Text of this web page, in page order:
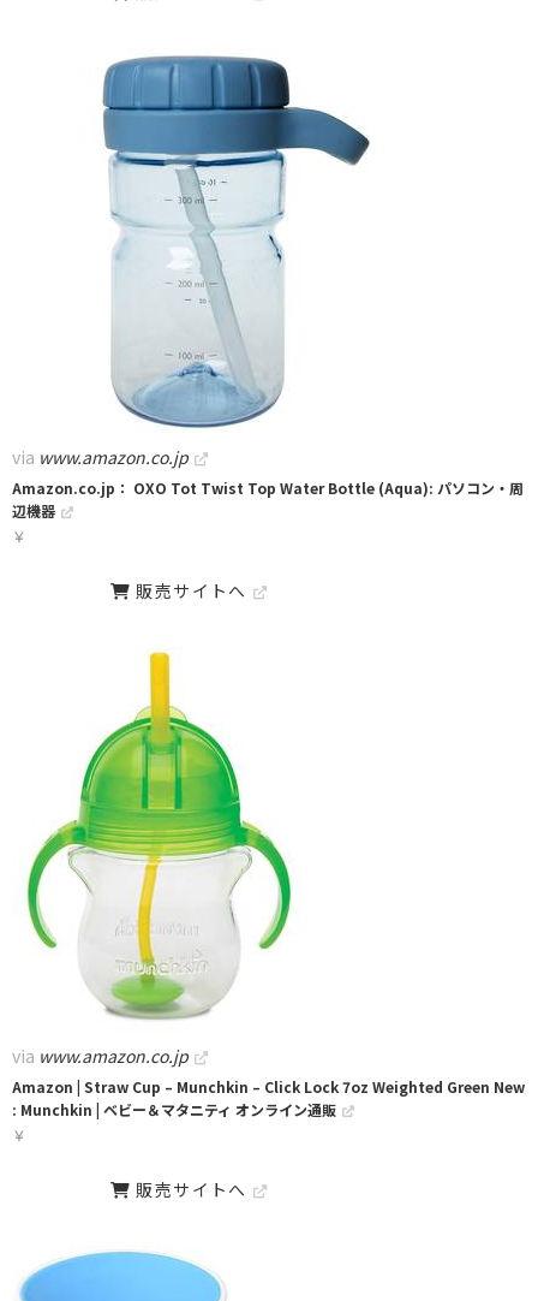
via www.amazon.co.jp
Amazon.co.jp： OXO Tot Twist Top Water Bottle (Aqua): パソコン・周
辺機器
￥
販売サイトへ
via www.amazon.co.jp
Amazon | Straw Cup – Munchkin – Click Lock 7oz Weighted Green New
: Munchkin | ベビー＆マタニティ オンライン通販
￥
販売サイトへ